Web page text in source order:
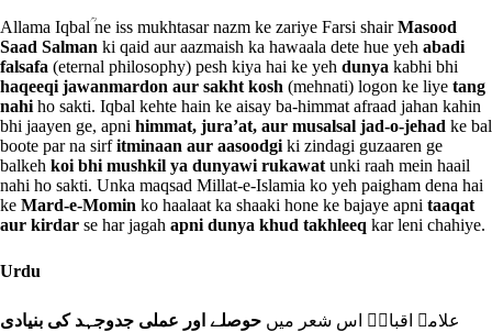
Allama Iqbalؒ ne iss mukhtasar nazm ke zariye Farsi shairMasood
Saad Salman ki qaid aur aazmaish ka hawaala dete hue yeh abadi
falsafa (eternal philosophy) pesh kiya hai ke yeh dunya kabhi bhi
haqeeqi jawanmardon aur sakht kosh (mehnati) logon ke liye tang
nahi ho sakti. Iqbal kehte hain ke aisay ba-himmat afraad jahan kahin
bhi jaayen ge, apni himmat, jura’at, aur musalsal jad-o-jehad ke bal
boote par na sirfitminaan aur aasoodgi ki zindagi guzaaren ge
balkeh koi bhi mushkil ya dunyawi rukawat unki raah mein haail
nahi ho sakti. Unka maqsad Millat-e-Islamia ko yeh paigham dena hai
ke Mard-e-Momin ko haalaat ka shaaki hone ke bajaye apni taaqat
aur kirdar se har jagah apni dunya khud takhleeq kar leni chahiye.
Urdu
علامہ اقبالؒ اس شعر میں حوصلے اور عملی جدوجہد کی بنیادی